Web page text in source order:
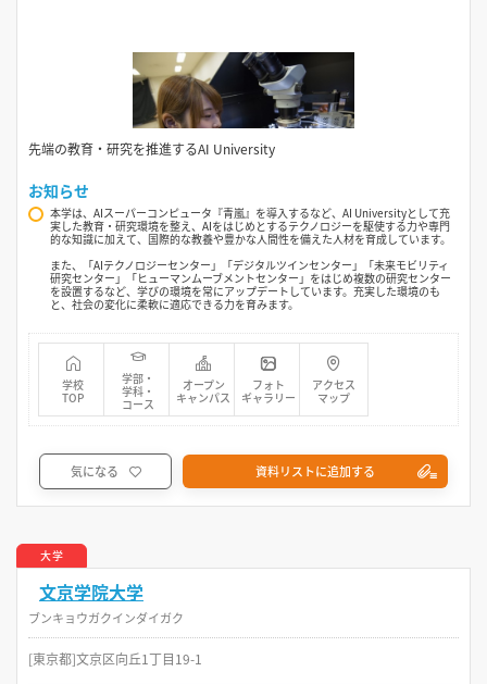
先端の教育・研究を推進するAI University
お知らせ
本学は、AIスーパーコンピュータ『青嵐』を導入するなど、AI Universityとして充
実した教育・研究環境を整え、AIをはじめとするテクノロジーを駆使する力や専門
的な知識に加えて、国際的な教養や豊かな人間性を備えた人材を育成しています。
また、「AIテクノロジーセンター」「デジタルツインセンター」「未来モビリティ
研究センター」「ヒューマンムーブメントセンター」をはじめ複数の研究センター
を設置するなど、学びの環境を常にアップデートしています。充実した環境のも
と、社会の変化に柔軟に適応できる力を育みます。
学校
TOP
学部・
学科・
コース
オープン
キャンパス
フォト
ギャラリー
アクセス
マップ
気になる 資料リストに追加する
大学
文京学院大学
ブンキョウガクインダイガク
[東京都]文京区向丘1丁目19-1